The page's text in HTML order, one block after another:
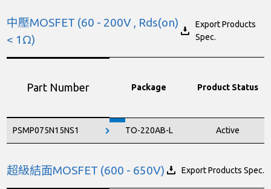
中壓MOSFET (60 - 200V , Rds(on)
< 1Ω)
Export Products
Spec.
Part Number
PSMP075N15NS1
Package Product Status
TO-220AB-L Active
超級結面MOSFET (600 - 650V) Export Products Spec.